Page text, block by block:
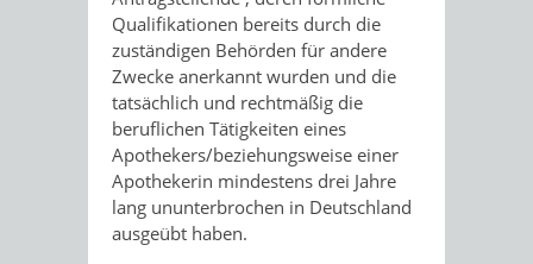
Qualifikationen bereits durch die
zuständigen Behörden für andere
Zwecke anerkannt wurden und die
tatsächlich und rechtmäßig die
beruflichen Tätigkeiten eines
Apothekers/beziehungsweise einer
Apothekerin mindestens drei Jahre
lang ununterbrochen in Deutschland
ausgeübt haben.